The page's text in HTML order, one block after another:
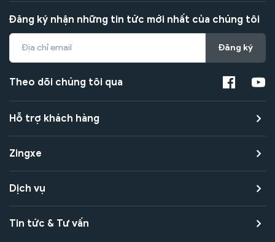
Đăng ký nhận những tin tức mới nhất của chúng tôi
Đăng ký
Theo dõi chúng tôi qua
Hỗ trợ khách hàng
Zingxe
Dịch vụ
Tin tức & Tư vấn